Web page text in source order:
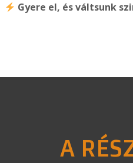
Gyere el, és váltsunk
A